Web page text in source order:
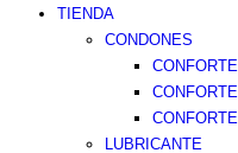
TIENDA
CONDONES
LUBRICANTE